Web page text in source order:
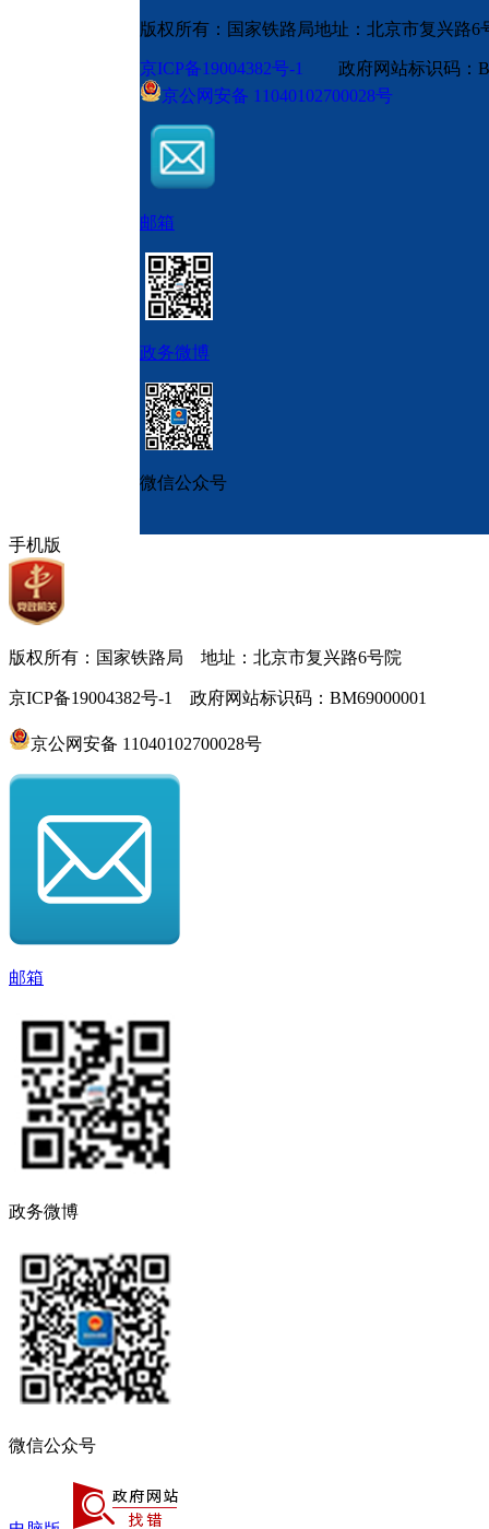
版权所有：国家铁路局地址：北京市复兴路6
京ICP备19004382号-1
政府网站标识码
京公网安备 11040102700028号
邮箱
政务微博
微信公众号
手机版
版权所有：国家铁路局 地址：北京市复兴路6号院
京ICP备19004382号-1 政府网站标识码：BM69000001
京公网安备 11040102700028号
邮箱
政务微博
微信公众号